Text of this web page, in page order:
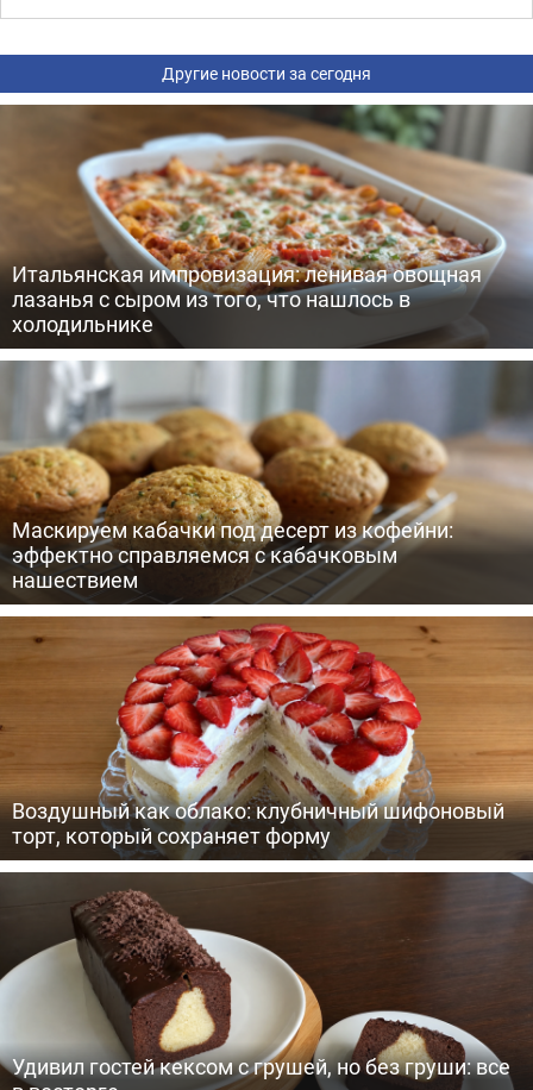
Другие новости за сегодня
Итальянская импровизация: ленивая овощная
лазанья с сыром из того, что нашлось в
холодильнике
Маскируем кабачки под десерт из кофейни:
эффектно справляемся с кабачковым
нашествием
Воздушный как облако: клубничный шифоновый
торт, который сохраняет форму
Удивил гостей кексом с грушей, но без груши: все